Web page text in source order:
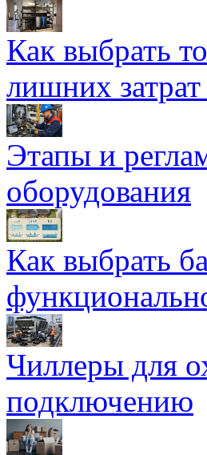
Как выбрать
лишних
Этапы и
оборудования
Как выбрать
Чиллеры для
подключению